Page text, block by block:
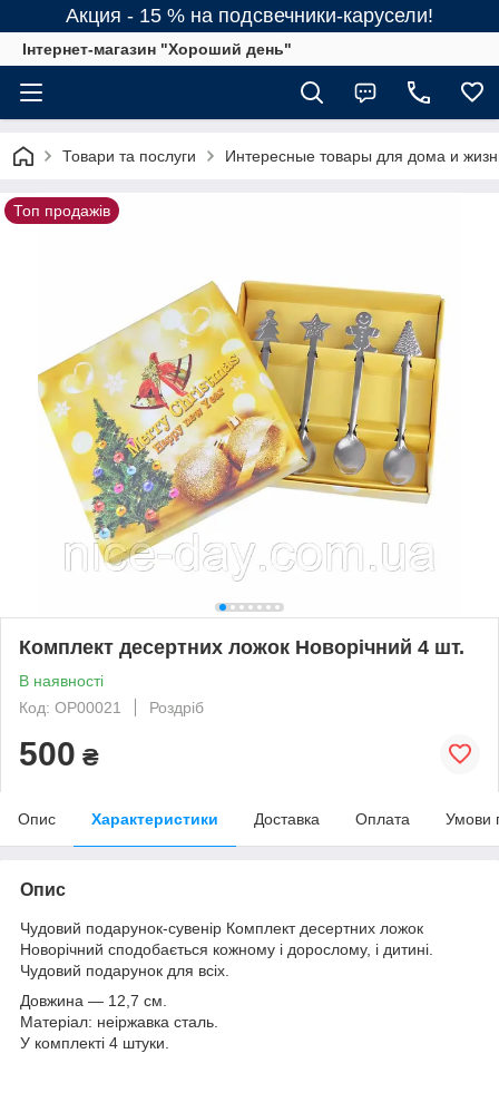
Акция - 15 % на подсвечники-карусели!
Інтернет-магазин "Хороший день"
Товари та послуги Интересные товары для дома и
Топ продажів
Комплект десертних ложок Новорічний 4 шт.
В наявності
Код: OP00021
Роздріб
500 ₴
Опис Характеристики Доставка Оплата Умови
Опис
Чудовий подарунок-сувенір Комплект десертних ложок
Новорічний сподобається кожному і дорослому, і дитині.
Чудовий подарунок для всіх.
Довжина — 12,7 см.
Матеріал: неіржавка сталь.
У комплекті 4 штуки.